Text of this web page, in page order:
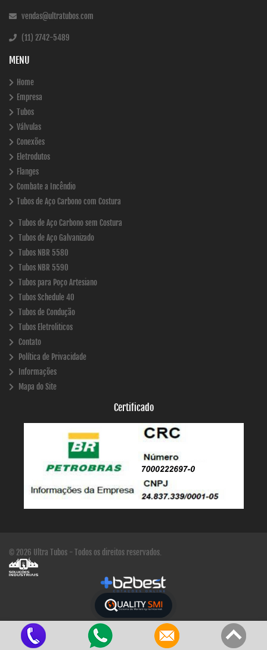
vendas@ultratubos.com
(11) 2742-5489
MENU
Home
Empresa
Tubos
Válvulas
Conexões
Eletrodutos
Flanges
Combate a Incêndio
Tubos de Aço Carbono com Costura
Tubos de Aço Carbono sem Costura
Tubos de Aço Galvanizado
Tubos NBR 5580
Tubos NBR 5590
Tubos para Poço Artesiano
Tubos Schedule 40
Tubos de Condução
Tubos Eletroliticos
Contato
Política de Privacidade
Informações
Mapa do Site
Certificado
© 2026 Ultra Tubos - Todos os direitos reservados.